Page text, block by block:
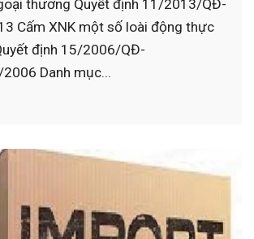
thương Quyết định 11/2013/QĐ-
Cấm XNK một số loài động thực
định 15/2006/QĐ-
Danh mục...